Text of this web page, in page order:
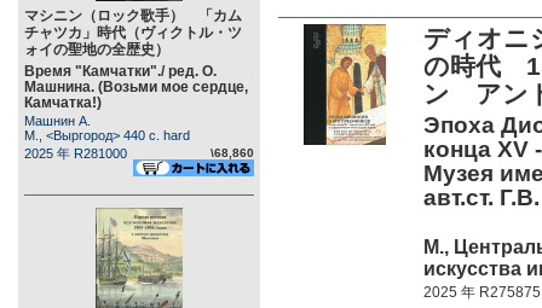
マシニン（ロック歌手） 「カム
チャツカ」時代（ヴィクトル・ツ
ォイの聖地の全歴史）
Время "Камчатки"./ ред. О.
Машнина. (Возьми мое сердце,
Камчатка!)
Машнин А.
М., <Выргород> 440 c. hard
2025 年 R281000
\68,860
ディオニ
の時代
ン アン
Эпоха
конца XV
Музея
авт.ст.
М.,
искусства
2025 年 R275875